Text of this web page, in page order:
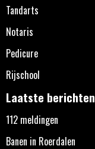
Tandarts
Notaris
Pedicure
Rijschool
Laatste berichten
112 meldingen
Banen in Roerdalen